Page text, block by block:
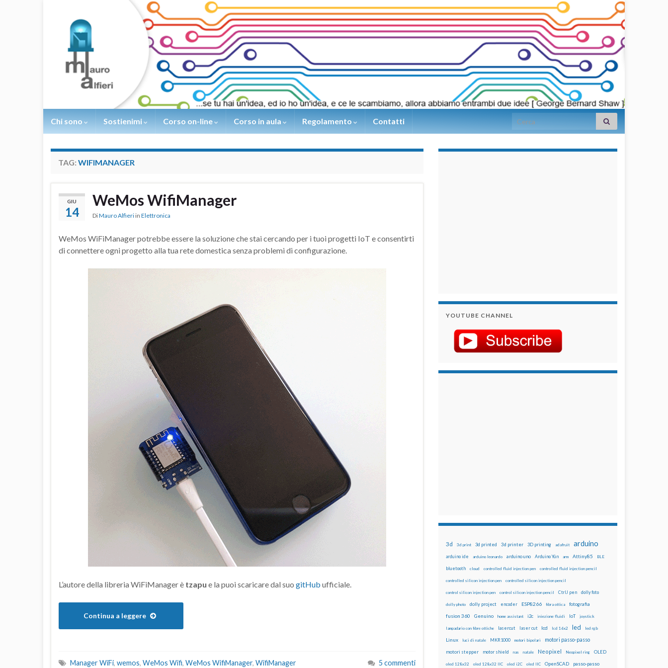
Chi sono Sostienimi Corso on-line Corso in aula Regolamento Contatti Search for:
TAG: WIFIMANAGER
GIU
14
WeMos WifiManager
DiMauro Alfieri in Elettronica
WeMos WiFiManager potrebbe essere la soluzione che stai cercando per i tuoi progetti IoT e consentirti
di connettere ogni progetto alla tua rete domestica senza problemi di configurazione.
L’autore della libreria WiFiManager è tzapu e la puoi scaricare dal suo gitHub ufficiale.
Continua a leggere
Manager WiFi, wemos, WeMos Wifi, WeMos WifiManager, WifiManager 5 commenti
YOUTUBE CHANNEL
3d 3d print 3d printed 3d printer 3D printing adafruit arduino
arduino ide arduino leonardo arduino uno Arduino Yún arm Attiny85 BLE
bluetooth cloud controlled fluid injection pen controlled fluid injection pencil
controlled silicon injection pen controlled silicon injection pencil
control silicon injection pen control silicon injection pencil CtrlJ pen dolly foto
dolly photo dolly project encoder ESP8266 fibra ottica fotografia
fusion 360 Genuino home assistant i2c iniezione fluidi IoT joystick
lampadario con fibre ottiche lasercut laser cut lcd lcd 16x2 led led rgb
Linux luci di natale MKR1000 motori bipolari motori passo-passo
motori stepper motor shield nas natale Neopixel Neopixel ring OLED
oled 128x32 oled 128x32 IIC oled i2C oled IIC OpenSCAD passo-passo